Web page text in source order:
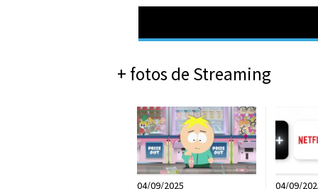
+ fotos de Streaming
04/09/2025 04/09/